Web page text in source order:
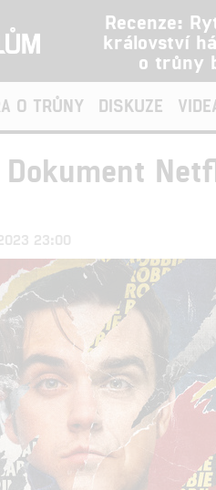
Recenze:
království
o trůny
O TRŮNY DISKUZE
23:00